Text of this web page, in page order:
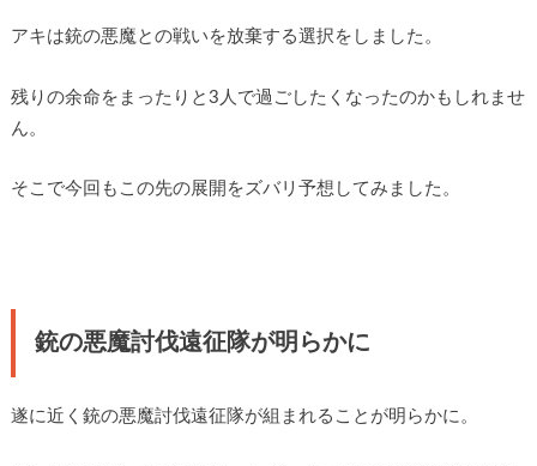
アキは銃の悪魔との戦いを放棄する選択をしました。
残りの余命をまったりと3人で過ごしたくなったのかもしれませ
ん。
そこで今回もこの先の展開をズバリ予想してみました。
銃の悪魔討伐遠征隊が明らかに
遂に近く銃の悪魔討伐遠征隊が組まれることが明らかに。